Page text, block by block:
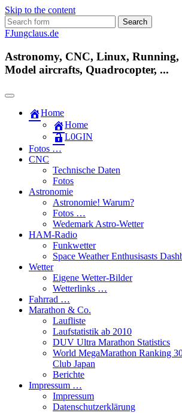
Skip to the content
Search
for:
FJungclaus.de
Astronomy, CNC, Linux, Running,
Model aircrafts, Quadrocopter, ...
Home
Home
L​0​​GIN
Fotos …
CNC
Technische Daten
Fotos
Astronomie
Astronomie! Warum?
Fotos …
Wedemark Astro-Wetter
HAM-Radio
Funkwetter
Space Weather Enthusisasts
Wetter
Eigene Wetter-Bilder
Wetterlinks …
Fahrrad …
Marathon & Co.
Laufliste
Laufstatistik ab 2010
DUV Ultra Marathon Statistics
World MegaMarathon Ranking
Club Japan
Berichte
Impressum …
Impressum
Datenschutzerklärung